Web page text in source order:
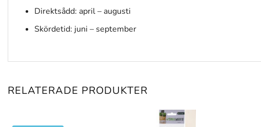
Direktsådd: april – augusti
Skördetid: juni – september
RELATERADE PRODUKTER